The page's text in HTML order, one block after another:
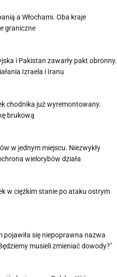
a Włochami. Oba kraje
graniczne
i Pakistan zawarły pakt obronny.
Izraela i Iranu
chodnika już wyremontowany.
brukową
w jednym miejscu. Niezwykły
wielorybów działa
w ciężkim stanie po ataku ostrym
pojawiła się niepoprawna nazwa
musieli zmieniać dowody?"